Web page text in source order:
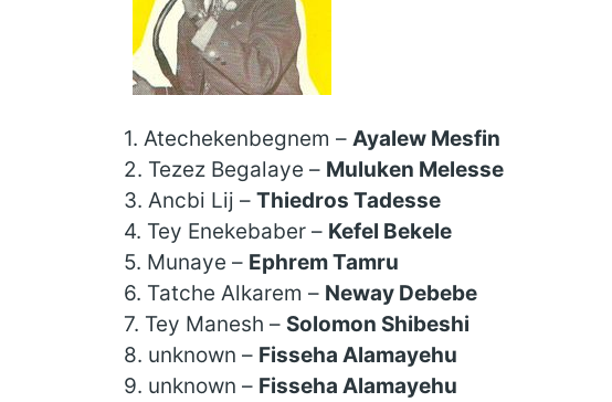
1. Atechekenbegnem – Ayalew Mesfin
2. Tezez Begalaye – Muluken Melesse
3. Ancbi Lij – Thiedros Tadesse
4. Tey Enekebaber – Kefel Bekele
5. Munaye – Ephrem Tamru
6. Tatche Alkarem – Neway Debebe
7. Tey Manesh – Solomon Shibeshi
8. unknown – Fisseha Alamayehu
9. unknown – Fisseha Alamayehu